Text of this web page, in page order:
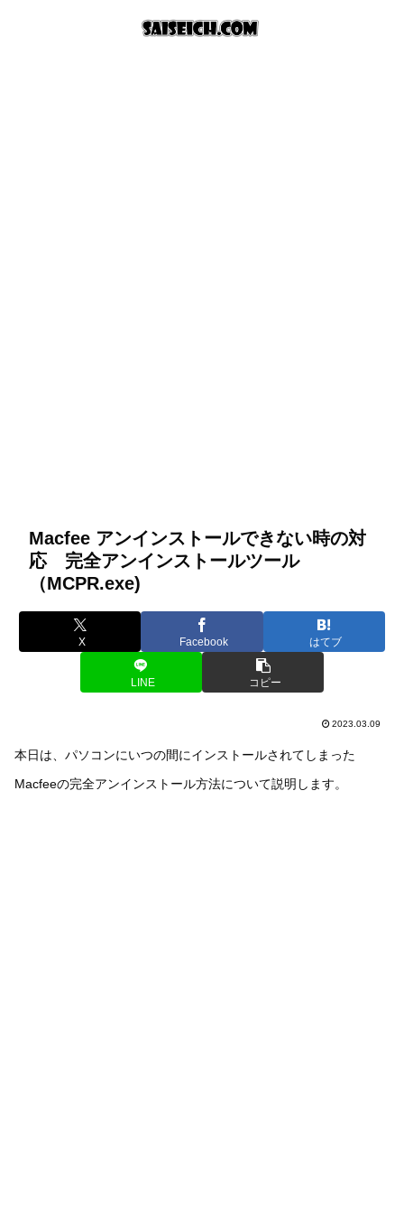
Macfee アンインストールできない時の対
応 完全アンインストールツール
（MCPR.exe)
X Facebook はてブ
LINE コピー
2023.03.09
本日は、パソコンにいつの間にインストールされてしまった
Macfeeの完全アンインストール方法について説明します。